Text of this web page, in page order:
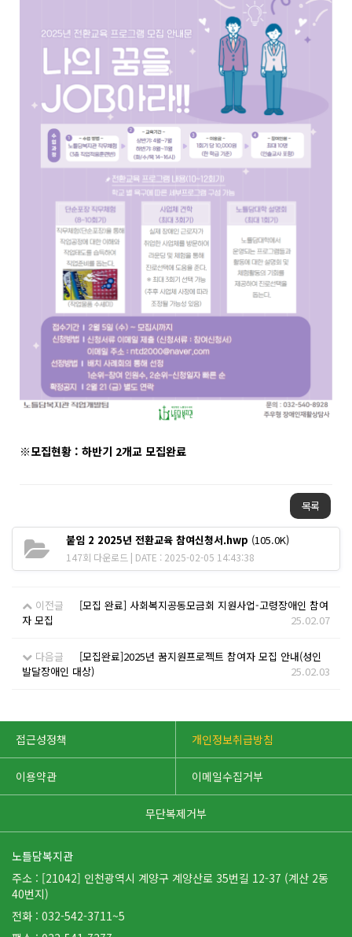
※모집현황 : 하반기 2개교 모집완료
목록
붙임 2 2025년 전환교육 참여신청서.hwp (105.0K)
147회 다운로드 | DATE : 2025-02-05 14:43:38
이전글
[모집 완료] 사회복지공동모금회 지원사업-고령장애인 참여
자 모집
25.02.07
다음글
[모집완료]2025년 꿈지원프로젝트 참여자 모집 안내(성인
발달장애인 대상)
25.02.03
접근성정책 개인정보취급방침
이용약관 이메일수집거부
무단복제거부
노틀담복지관
주소 : [21042] 인천광역시 계양구 계양산로 35번길 12-37 (계산 2동
40번지)
전화 : 032-542-3711~5